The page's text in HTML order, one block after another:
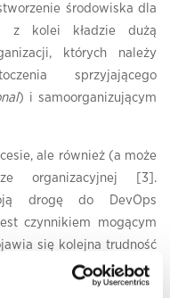
środowiska dla
z kolei kładzie dużą
których należy
sprzyjającego
) i samoorganizującym
ale również (a może
organizacyjnej [3].
drogę do DevOps
czynnikiem mogącym
się kolejna trudność
ta najtrudniejszą, bo
i nawyków.